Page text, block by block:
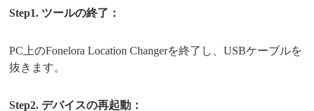
Step1. ツールの終了：
PC上のFonelora Location Changerを終了し、USBケーブルを
抜きます。
Step2. デバイスの再起動：